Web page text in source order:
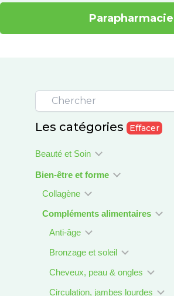
Parapharmacie
Les catégories Effacer
Beauté et Soin
Bien-être et forme
Collagène
Compléments alimentaires
Anti-âge
Bronzage et soleil
Cheveux, peau & ongles
Circulation, jambes lourdes